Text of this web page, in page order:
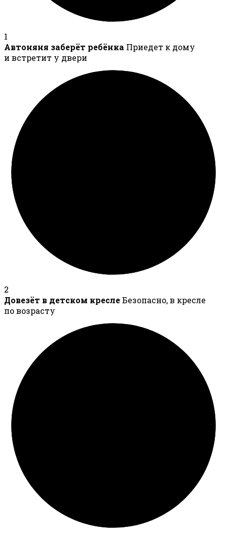
1
Автоняня заберёт ребёнка Приедет к дому
и встретит у двери
2
Довезёт в детском креслеБезопасно, в кресле
по возрасту